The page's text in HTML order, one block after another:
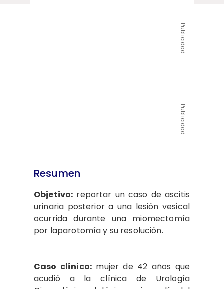
Publicidad
Publicidad
Resumen
Objetivo: reportar un caso de ascitis
urinaria posterior a una lesión vesical
ocurrida durante una miomectomía
por laparotomía y su resolución.
Caso clínico: mujer de 42 años que
acudió a la clínica de Urología